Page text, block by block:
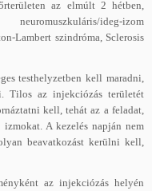
az elmúlt 2 hétben,
ideg-izom
Lambert szindróma, Sclerosis
testhelyzetben kell maradni,
Tilos az injekciózás területét
kell, tehát az a feladat,
A kezelés napján nem
beavatkozást kerülni kell,
az injekciózás helyén